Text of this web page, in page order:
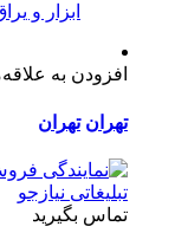
ابزار و
افزودن به
تهران تهران
تماس بگیرید